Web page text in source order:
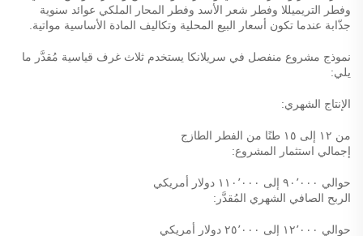
وفطر التريميللا وفطر شعر الأسد وفطر المحار الملكي عوائد سنوية
جذّابة عندما تكون أسعار البيع المحلية وتكاليف المادة الأساسية مواتية.
نموذج مشروع منفصل في سريلانكا يستخدم ثلاث غرف قياسية مُقدَّر ما
يلي:
الإنتاج الشهري:
من ١٢ إلى ١٥ طنًا من الفطر الطازج
إجمالي استثمار المشروع:
حوالي ٩٠٬٠٠٠ إلى ١١٠٬٠٠٠ دولار أمريكي
الربح الصافي الشهري المُقدَّر:
حوالي ١٢٬٠٠٠ إلى ٢٥٬٠٠٠ دولار أمريكي